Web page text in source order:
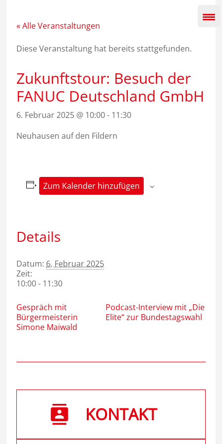
springen« Alle Veranstaltungen
Diese Veranstaltung hat bereits stattgefunden.
Zukunftstour: Besuch der
FANUC Deutschland GmbH
6. Februar 2025 @ 10:00- 11:30
Neuhausen auf den Fildern
Zum Kalender hinzufügen
Details
Datum: 6. Februar 2025
Zeit:
10:00 - 11:30
Gespräch mit
Bürgermeisterin
Simone Maiwald
Podcast-Interview mit „Die
Elite“ zur Bundestagswahl
KONTAKT